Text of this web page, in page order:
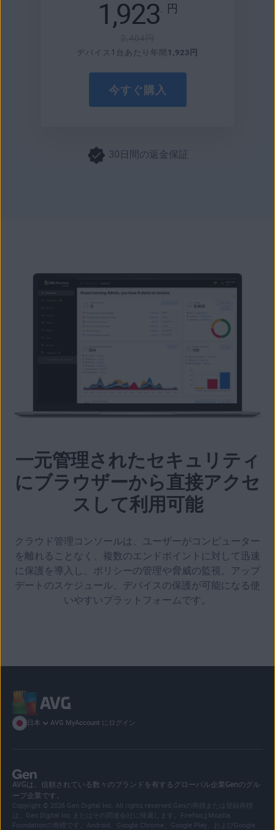
1,923. 円
2,404円
デバイス1台あたり年間 1,923円
今すぐ購入
30日間の返金保証
一元管理されたセキュリティ
にブラウザーから直接アクセ
スして利用可能
クラウド管理コンソールは、ユーザーがコンピューター
を離れることなく、複数のエンドポイントに対して迅速
に保護を導入し、ポリシーの管理や脅威の監視、アップ
デートのスケジュール、デバイスの保護が可能になる使
いやすいプラットフォームです。
日本 AVG MyAccount にログイン
AVGは、信頼されている数々のブランドを有するグローバル企業Genのグル
ープ企業です。
Copyright © 2026 Gen Digital Inc. All rights reserved.Genの商標または登録商標
は、Gen Digital Inc.またはその関連会社に帰属します。FirefoxはMozilla
Foundationの商標です。Android、Google Chrome、Google Play、およびGoogle